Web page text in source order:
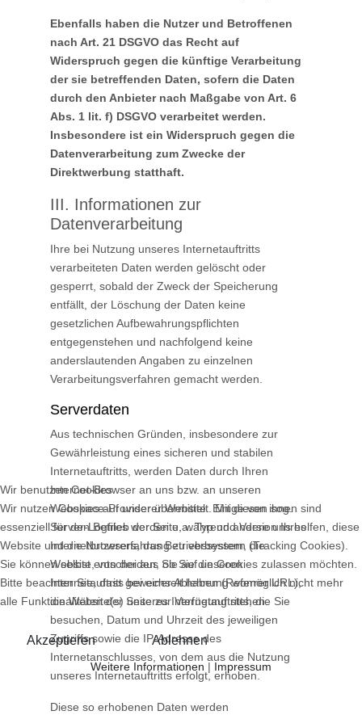
Ebenfalls haben die Nutzer und Betroffenen
nach Art. 21 DSGVO das Recht auf
Widerspruch gegen die künftige Verarbeitung
der sie betreffenden Daten, sofern die Daten
durch den Anbieter nach Maßgabe von Art. 6
Abs. 1 lit. f) DSGVO verarbeitet werden.
Insbesondere ist ein Widerspruch gegen die
Datenverarbeitung zum Zwecke der
Direktwerbung statthaft.
III. Informationen zur
Datenverarbeitung
Ihre bei Nutzung unseres Internetauftritts
verarbeiteten Daten werden gelöscht oder
gesperrt, sobald der Zweck der Speicherung
entfällt, der Löschung der Daten keine
gesetzlichen Aufbewahrungspflichten
entgegenstehen und nachfolgend keine
anderslautenden Angaben zu einzelnen
Verarbeitungsverfahren gemacht werden.
Serverdaten
Aus technischen Gründen, insbesondere zur
Gewährleistung eines sicheren und stabilen
Internetauftritts, werden Daten durch Ihren
Internet-Browser an uns bzw. an unseren
Webspace-Provider übermittelt. Mit diesen sog.
Server-Logfiles werden u.a. Typ und Version Ihres
Internetbrowsers, das Betriebssystem, die
Website, von der aus Sie auf unseren
Internetauftritt gewechselt haben (Referrer URL),
die Website(s) unseres Internetauftritts, die Sie
besuchen, Datum und Uhrzeit des jeweiligen
Zugriffs sowie die IP-Adresse des
Internetanschlusses, von dem aus die Nutzung
unseres Internetauftritts erfolgt, erhoben.
Diese so erhobenen Daten werden
Wir benutzen Cookies
Wir nutzen Cookies auf unserer Website. Einige von ihnen sind
essenziell für den Betrieb der Seite, während andere uns helfen, diese
Website und die Nutzererfahrung zu verbessern (Tracking Cookies).
Sie können selbst entscheiden, ob Sie die Cookies zulassen möchten.
Bitte beachten Sie, dass bei einer Ablehnung womöglich nicht mehr
alle Funktionalitäten der Seite zur Verfügung stehen.
Akzeptieren Ablehnen
Weitere Informationen | Impressum